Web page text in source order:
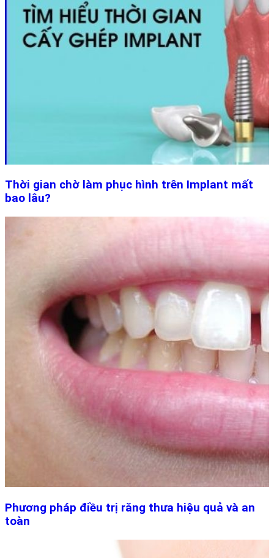
Thời gian chờ làm phục hình trên Implant mất
bao lâu?
Phương pháp điều trị răng thưa hiệu quả và an
toàn